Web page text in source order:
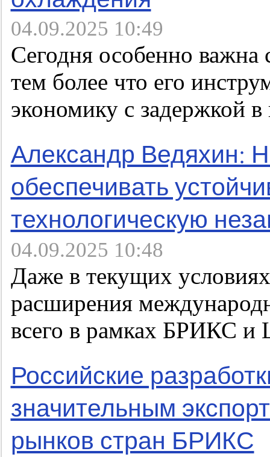
04.09.2025 10:49
Сегодня особенно важна
тем более что его
экономику с задержкой в
Александр Ведяхин:
обеспечивать
технологическую
04.09.2025 10:48
Даже в текущих
расширения
всего в рамках БРИКС
Российские
значительным
рынков стран БРИКС